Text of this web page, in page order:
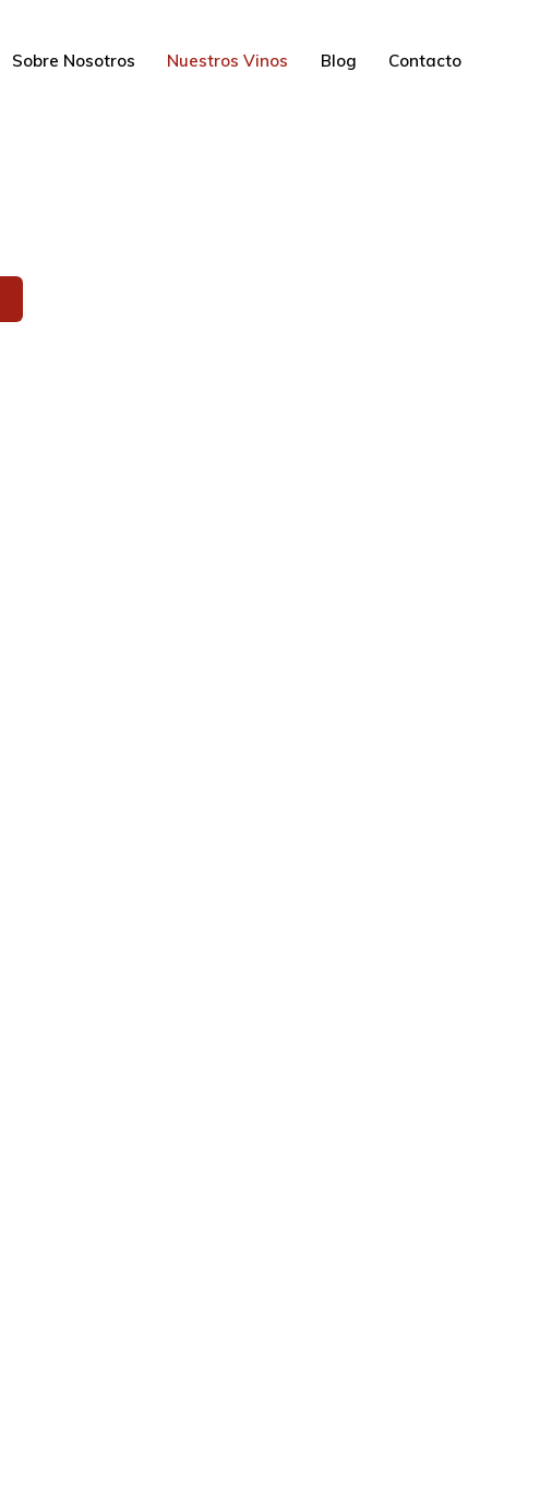
Sobre Nosotros Nuestros Vinos Blog Contacto